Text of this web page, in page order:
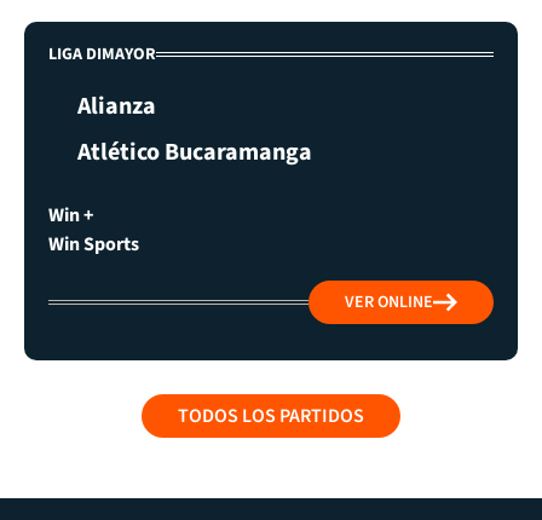
LIGA DIMAYOR
Alianza
Atlético Bucaramanga
Win +
Win Sports
VER ONLINE
TODOS LOS PARTIDOS